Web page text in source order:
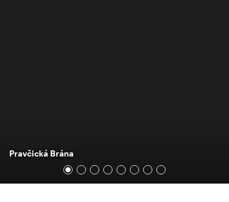
Pravčická Brána